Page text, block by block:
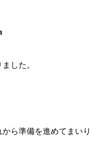
した。
ら準備を進めてまい